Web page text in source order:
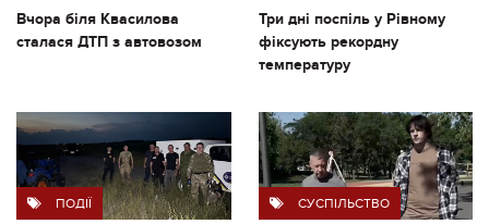
Вчора біля Квасилова
сталася ДТП з автовозом
Три дні поспіль у Рівному
фіксують рекордну
температуру
ПОДІЇ СУСПІЛЬСТВО